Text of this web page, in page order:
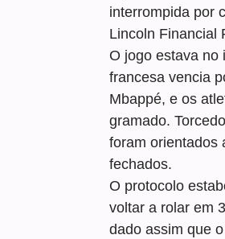
interrompida por
Lincoln Financial
O jogo estava no
francesa vencia
Mbappé, e os
gramado.
foram orientados
fechados.
O protocolo
voltar a rolar em
dado assim que